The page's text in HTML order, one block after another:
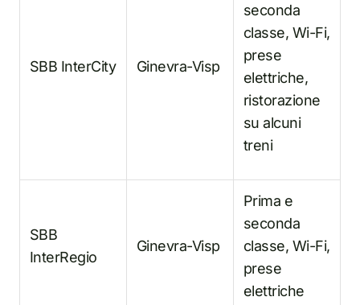
SBB InterCity Ginevra-Visp
seconda
classe, Wi-Fi,
prese
elettriche,
ristorazione
su alcuni
treni
SBB
InterRegio
Ginevra-Visp
Prima e
seconda
classe, Wi-Fi,
prese
elettriche